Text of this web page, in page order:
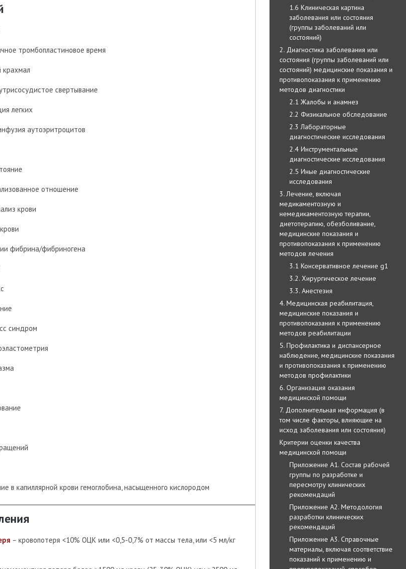
1.6 Клиническая картина
заболевания или состояния
(группы заболеваний или
состояний)
2. Диагностика заболевания или
состояния (группы заболеваний или
состояний) медицинские показания и
противопоказания к применению
методов диагностики
2.1 Жалобы и анамнез
2.2 Физикальное обследование
2.3 Лабораторные
диагностические исследования
2.4 Инструментальные
диагностические исследования
2.5 Иные диагностические
исследования
3. Лечение, включая
медикаментозную и
немедикаментозную терапии,
диетотерапию, обезболивание,
медицинские показания и
противопоказания к применению
методов лечения
3.1 Консервативное лечение g1
3.2. Хирургическое лечение
3.3. Анестезия
4. Медицинская реабилитация,
медицинские показания и
противопоказания к применению
методов реабилитации
5. Профилактика и диспансерное
наблюдение, медицинские показания
и противопоказания к применению
методов профилактики
6. Организация оказания
медицинской помощи
7. Дополнительная информация (в
том числе факторы, влияющие на
исход заболевания или состояния)
Критерии оценки качества
медицинской помощи
Приложение А1. Состав рабочей
группы по разработке и
пересмотру клинических
рекомендаций
Приложение А2. Методология
разработки клинических
рекомендаций
Приложение А3. Справочные
материалы, включая соответствие
показаний к применению и
тромбопластиновое время
крахмал
свертывание
легких
аутоэритроцитов
отношение
крови
фибрина/фибриногена
синдром
в капиллярной крови гемоглобина, насыщенного кислородом
– кровопотеря <10% ОЦК или <0,5-0,7% от массы тела, или <5 мл/кг